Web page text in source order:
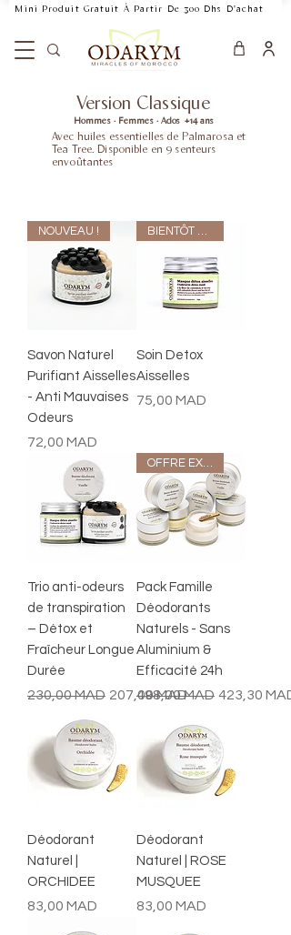
Mini Produit Gratuit À Partir De 300 Dhs D'achat
Version Classique
Hommes · Femmes · Ados +14 ans
Avec huiles essentielles de Palmarosa et
Tea Tree. Disponible en 9 senteurs
envoûtantes
NOUVEAU !
Savon Naturel
Purifiant Aisselles
- Anti Mauvaises
Odeurs
Prix
72,00 MAD
BIENTÔT EN RUPTURE
Soin Detox
Aisselles
Prix
75,00 MAD
Trio anti-odeurs
de transpiration
– Détox et
Fraîcheur Longue
Durée
Prix original
230,00 MAD Prix promotionnel
207,00 MAD
OFFRE EXCLUSIVE!
Pack Famille
Déodorants
Naturels - Sans
Aluminium &
Efficacité 24h
Prix original
498,00 MAD Prix
423,30 MAD
Déodorant
Naturel |
ORCHIDEE
Prix
83,00 MAD
Déodorant
Naturel | ROSE
MUSQUEE
Prix
83,00 MAD